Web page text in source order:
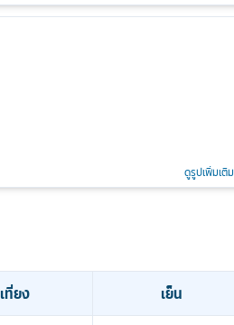
ดูรูปเพิ่มเติม
เที่ยง
เย็น